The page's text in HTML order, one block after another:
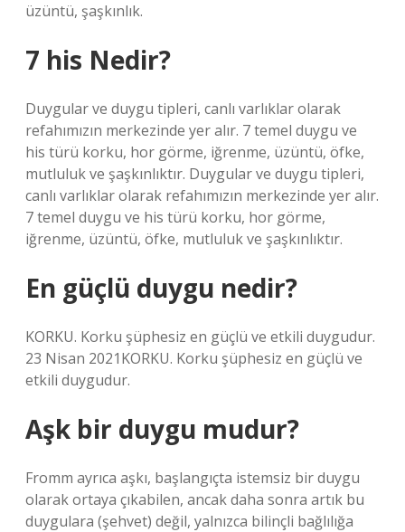
üzüntü, şaşkınlık.
7 his Nedir?
Duygular ve duygu tipleri, canlı varlıklar olarak
refahımızın merkezinde yer alır. 7 temel duygu ve
his türü korku, hor görme, iğrenme, üzüntü, öfke,
mutluluk ve şaşkınlıktır. Duygular ve duygu tipleri,
canlı varlıklar olarak refahımızın merkezinde yer alır.
7 temel duygu ve his türü korku, hor görme,
iğrenme, üzüntü, öfke, mutluluk ve şaşkınlıktır.
En güçlü duygu nedir?
KORKU. Korku şüphesiz en güçlü ve etkili duygudur.
23 Nisan 2021KORKU. Korku şüphesiz en güçlü ve
etkili duygudur.
Aşk bir duygu mudur?
Fromm ayrıca aşkı, başlangıçta istemsiz bir duygu
olarak ortaya çıkabilen, ancak daha sonra artık bu
duygulara (şehvet) değil, yalnızca bilinçli bağlılığa